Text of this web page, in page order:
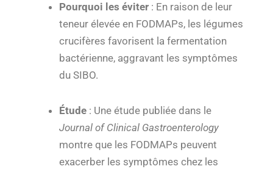
Pourquoi les éviter : En raison de leur
teneur élevée en FODMAPs, les légumes
crucifères favorisent la fermentation
bactérienne, aggravant les symptômes
du SIBO.
Étude : Une étude publiée dans le
Journal of Clinical Gastroenterology
montre que les FODMAPs peuvent
exacerber les symptômes chez les